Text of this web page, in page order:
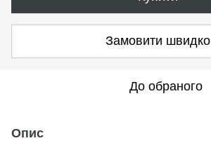
Замовити швидко
До обраного
Опис